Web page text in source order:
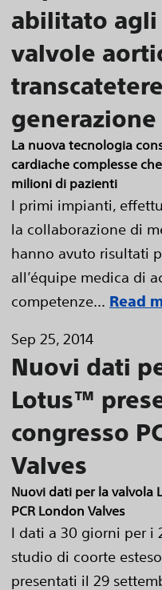
abilitato
valvole
generazione
La nuova tecnologia
cardiache complesse
milioni di pazienti
I primi impianti,
la collaborazione di
hanno avuto risultati
all’équipe medica di
competenze... Read
Sep 25, 2014
Nuovi dati
Lotus™
congresso
Valves
Nuovi dati per la
PCR London Valves
I dati a 30 giorni per i
studio di coorte esteso
presentati il 29